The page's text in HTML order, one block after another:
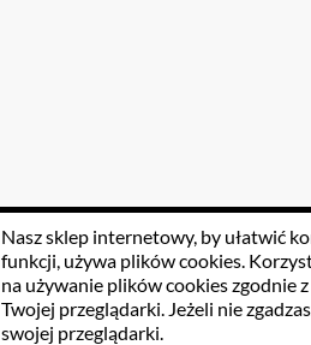
Nasz sklep internetowy, by ułatwić
funkcji, używa plików cookies.
na używanie plików cookies zgodnie
Twojej przeglądarki. Jeżeli nie
swojej przeglądarki.